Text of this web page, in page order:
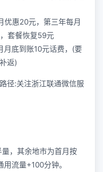
优惠20元，第三年每月
套餐恢复59元
底到账10元话费，(要
返)
径:关注浙江联通微信服
，其余地市为首月按
流量+100分钟。